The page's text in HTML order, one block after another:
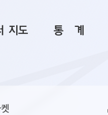
지도
데이터
통ㅤ계